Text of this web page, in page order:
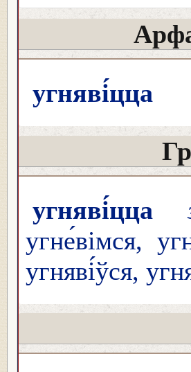
угняві́цца
угняві́цца
угне́вімся,
угняві́ўся,